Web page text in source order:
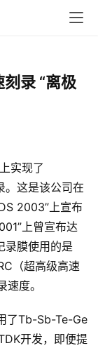
录 “离极
实现了
这是该公司在
2003”上宣布
上曾宣布达
录膜使用的是
（超高级高速
度。
Tb-Sb-Te-Ge
开发，即便提